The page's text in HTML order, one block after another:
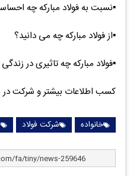
▪️نسبت به فولاد مبارکه چه
▪️از فولاد مبارکه چه می دانید؟
▪️فولاد مبارکه چه تاثیری در
کسب اطلاعات بیشتر و شرکت
خانواده شرکت فولاد